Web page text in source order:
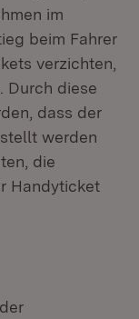
im
beim Fahrer
verzichten,
Durch diese
dass der
werden
die
Handyticket